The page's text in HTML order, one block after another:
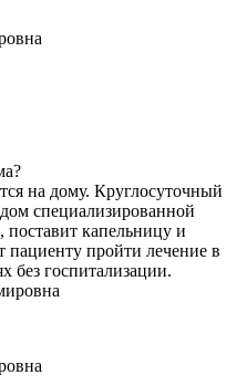
на дому. Круглосуточный
специализированной
поставит капельницу и
пациенту пройти лечение в
без госпитализации.